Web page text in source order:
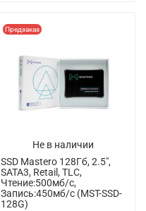
Не в наличии
Предзаказ
SSD Mastero 128Гб, 2.5",
SATA3, Retail, TLC,
Чтение:500мб/с,
Запись:450мб/с (MST-SSD-
128G)